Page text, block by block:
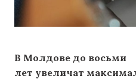
В Молдове до восьми
лет увеличат